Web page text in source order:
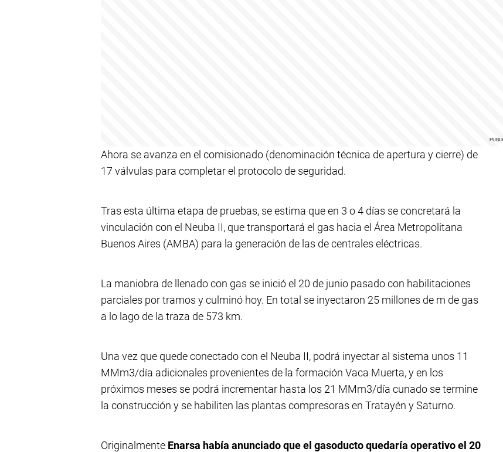
Ahora se avanza en el comisionado (denominación técnica de apertura y cierre) de
17 válvulas para completar el protocolo de seguridad.
Tras esta última etapa de pruebas, se estima que en 3 o 4 días se concretará la
vinculación con el Neuba II, que transportará el gas hacia el Área Metropolitana
Buenos Aires (AMBA) para la generación de las de centrales eléctricas.
La maniobra de llenado con gas se inició el 20 de junio pasado con habilitaciones
parciales por tramos y culminó hoy. En total se inyectaron 25 millones de m de gas
a lo lago de la traza de 573 km.
Una vez que quede conectado con el Neuba II, podrá inyectar al sistema unos 11
MMm3/día adicionales provenientes de la formación Vaca Muerta, y en los
próximos meses se podrá incrementar hasta los 21 MMm3/día cunado se termine
la construcción y se habiliten las plantas compresoras en Tratayén y Saturno.
Originalmente Enarsa había anunciado que el gasoducto quedaría operativo el 20